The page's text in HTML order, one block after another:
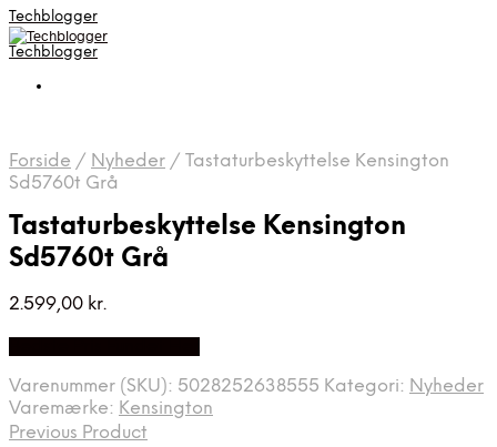
Techblogger
Techblogger
Forside / Nyheder / Tastaturbeskyttelse Kensington
Sd5760t Grå
Tastaturbeskyttelse Kensington
Sd5760t Grå
2.599,00 kr.
Varenummer (SKU): 5028252638555 Kategori: Nyheder
Varemærke: Kensington
Previous Product